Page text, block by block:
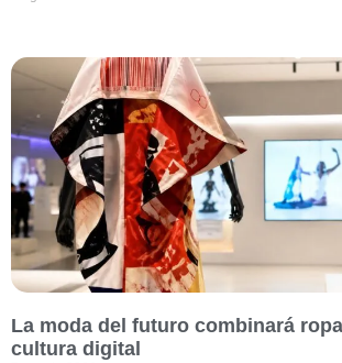
La moda del futuro combinará
cultura digital